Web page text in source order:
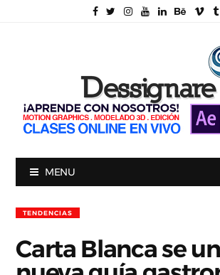
MENU
TENDENCIAS
Carta Blanca se